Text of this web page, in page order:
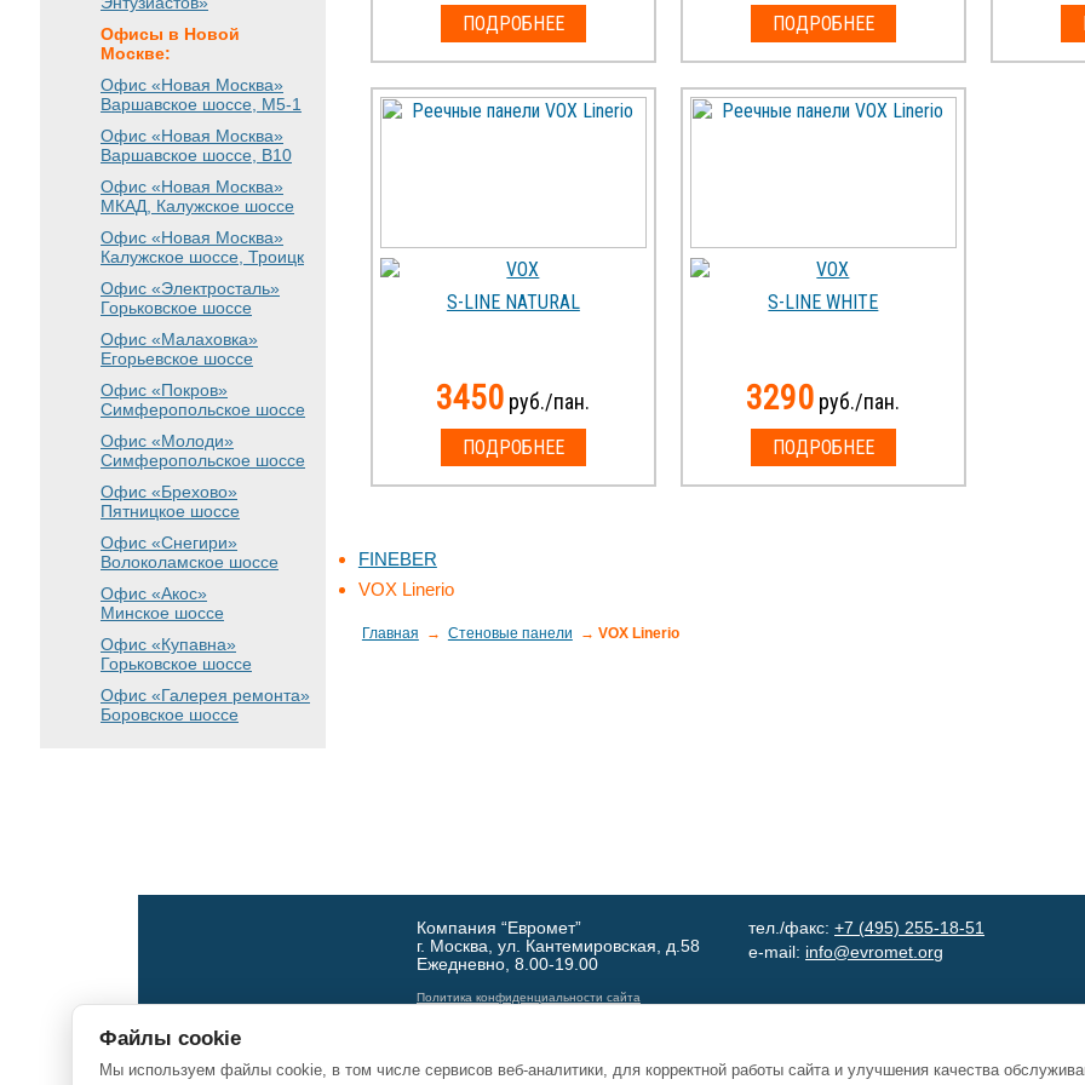
Офисы в Новой
Москве:
Офис «Новая Москва»
Варшавское шоссе , М5-1
Офис «Новая Москва»
Варшавское шоссе , B10
Офис «Новая Москва»
МКАД, Калужское шоссе
Офис «Новая Москва»
Калужское шоссе, Троицк
Офис «Электросталь»
Горьковское шоссе
Офис «Малаховка»
Егорьевское шоссе
Офис «Покров»
Симферопольское шоссе
Офис «Молоди»
Симферопольское шоссе
Офис «Брехово»
Пятницкое шоссе
Офис «Снегири»
Волоколамское шоссе
Офис «Акос»
Минское шоссе
Офис «Купавна»
Горьковское шоссе
Офис «Галерея ремонта»
Боровское шоссе
ПОДРОБНЕЕ ПОДРОБНЕЕ
S-LINE NATURAL
3450 руб./пан.
ПОДРОБНЕЕ
S-LINE WHITE
3290 руб./пан.
ПОДРОБНЕЕ
FINEBER
VOX Linerio
Главная → Стеновые панели → VOX Linerio
Компания “Евромет”
г. Москва, ул. Кантемировская, д.58
Ежедневно, 8.00-19.00
Политика конфиденциальности сайта
тел./факс: +7 (495) 255-18-51
e-mail: info@evromet.org
Файлы cookie
Мы используем файлы cookie, в том числе сервисов веб-аналитики, для корректной работы сайта и улучшения качества